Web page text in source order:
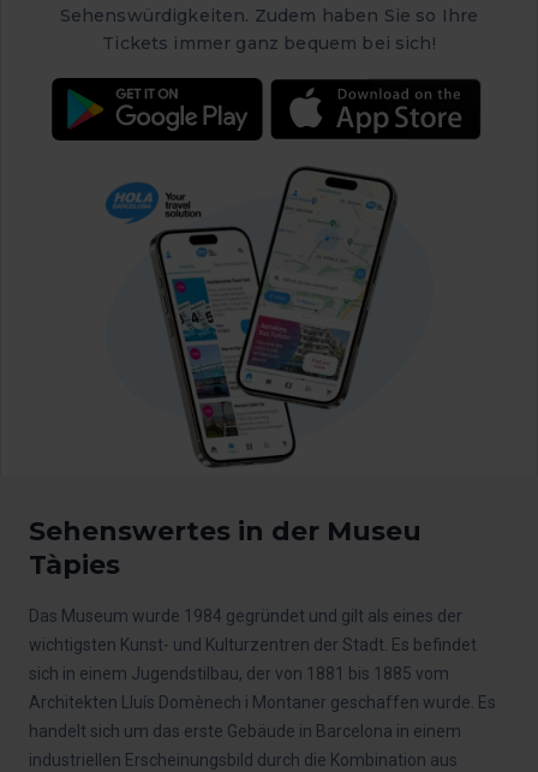
Sehenswürdigkeiten. Zudem haben Sie so Ihre
Tickets immer ganz bequem bei sich!
Sehenswertes in der Museu
Tàpies
Das Museum wurde 1984 gegründet und gilt als eines der
wichtigsten Kunst- und Kulturzentren der Stadt. Es befindet
sich in einem Jugendstilbau, der von 1881 bis 1885 vom
Architekten Lluís Domènech i Montaner geschaffen wurde. Es
handelt sich um das erste Gebäude in Barcelona in einem
industriellen Erscheinungsbild durch die Kombination aus